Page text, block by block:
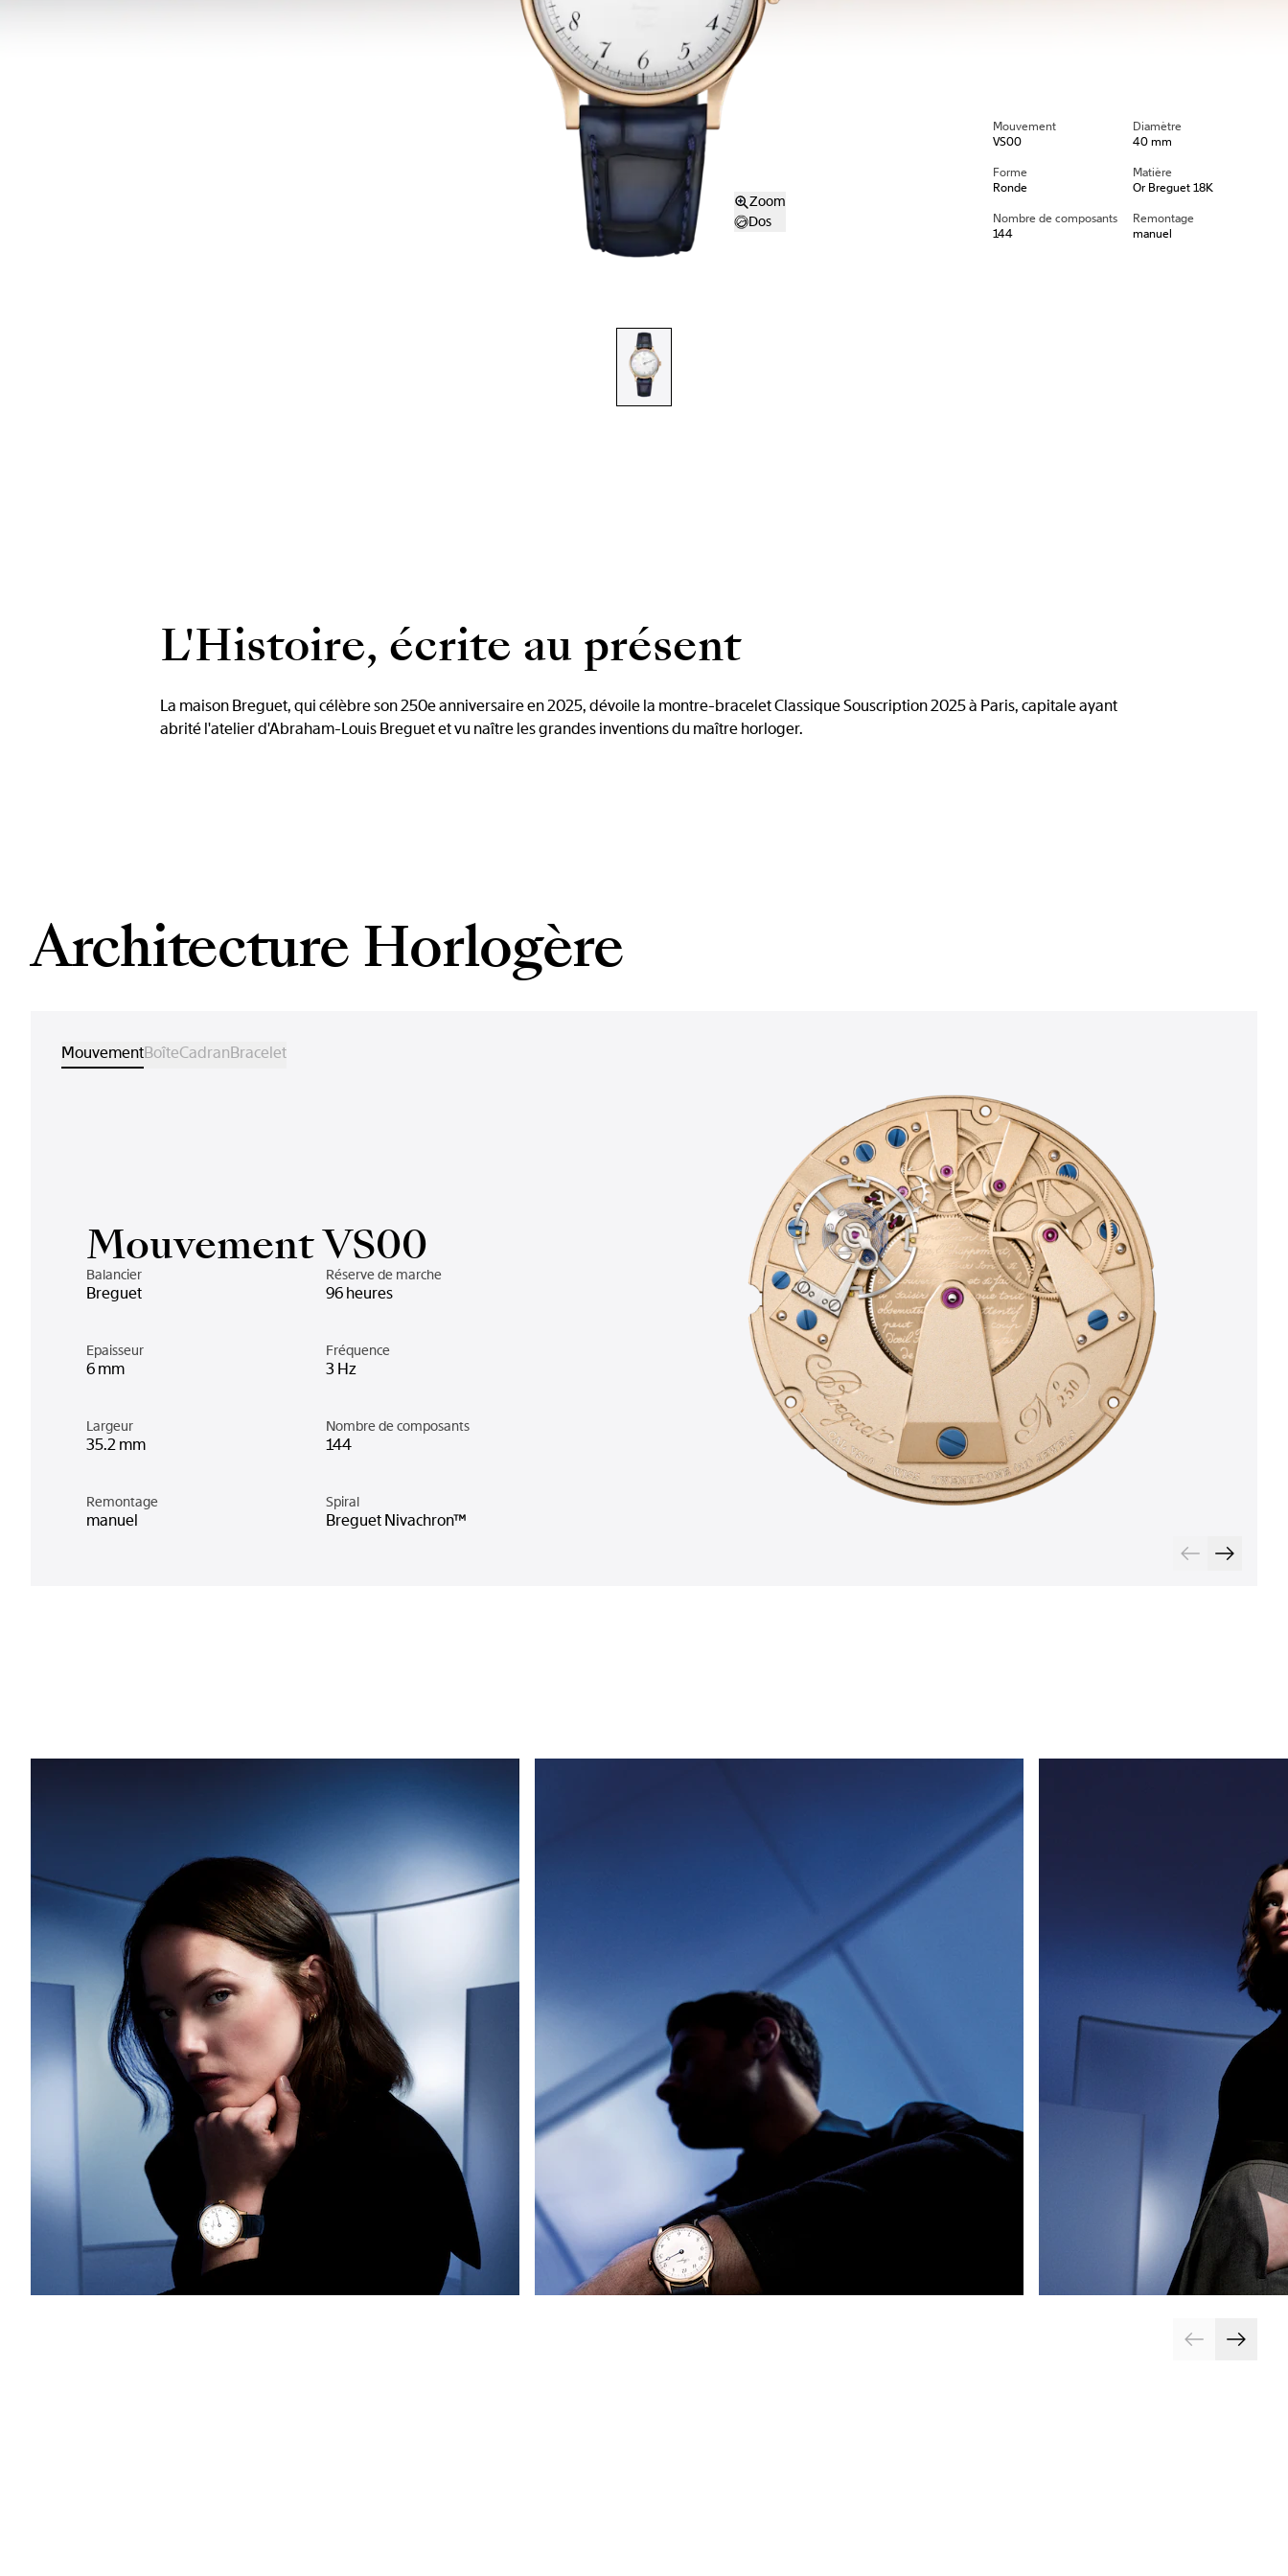
Zoom
Dos
Mouvement
VS00
Diamètre
40 mm
Forme
Ronde
Matière
Or Breguet 18K
Nombre de composants
144
Remontage
manuel
L'Histoire, écrite au présent
La maison Breguet, qui célèbre son 250e anniversaire en 2025, dévoile la montre-bracelet Classique Souscription 2025 à Paris, capitale ayant
abrité l'atelier d'Abraham-Louis Breguet et vu naître les grandes inventions du maître horloger.
Architecture Horlogère
MouvementBoîteCadranBracelet
Mouvement VS00
Balancier
Breguet
Réserve de marche
96 heures
Epaisseur
6 mm
Fréquence
3 Hz
Largeur
35.2 mm
Nombre de composants
144
Remontage
manuel
Spiral
Breguet Nivachron™